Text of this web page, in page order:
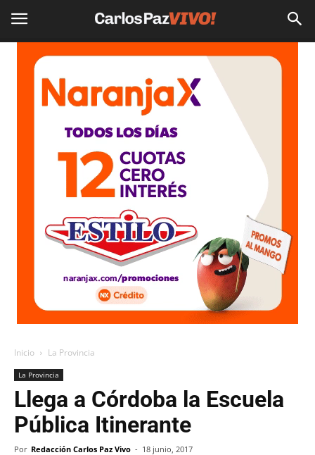
Inicio La Provincia
La Provincia
Llega a Córdoba la Escuela
Pública Itinerante
Por Redacción Carlos Paz Vivo - 18 junio, 2017